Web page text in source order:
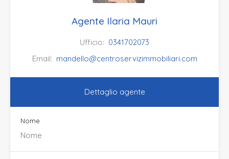
Agente Ilaria Mauri
Ufficio: 0341702073
Email: mandello@centroservizimmobiliari.com
Dettaglio agente
Nome